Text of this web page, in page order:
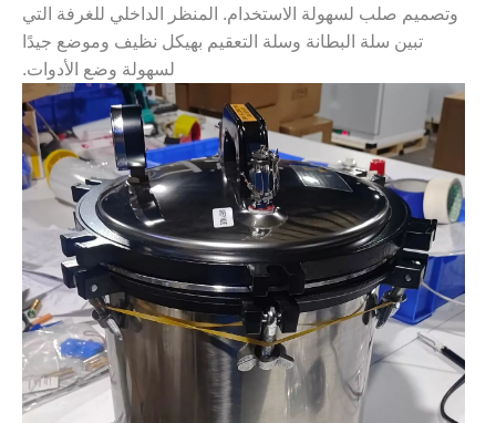
وتصميم صلب لسهولة الاستخدام. المنظر الداخلي للغرفة التي
تبين سلة البطانة وسلة التعقيم بهيكل نظيف وموضع جيدًا
لسهولة وضع الأدوات.